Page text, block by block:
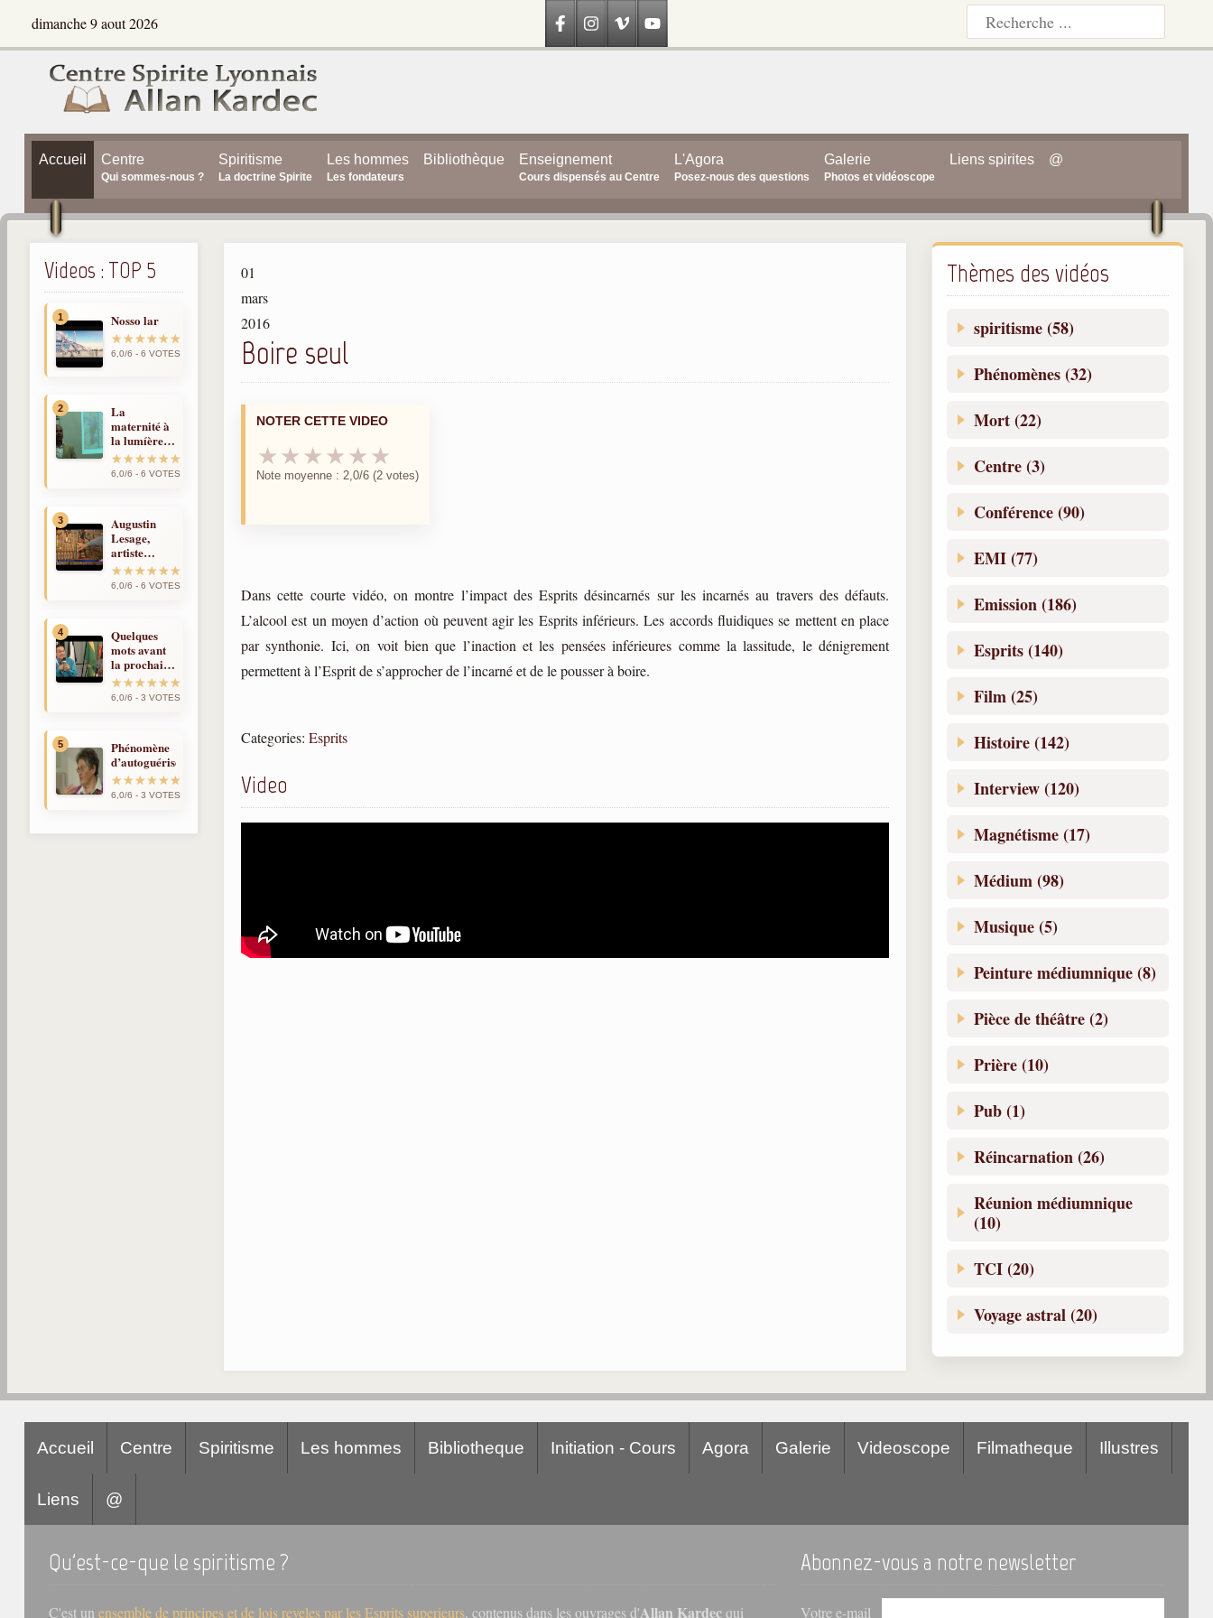
dimanche 9 aout 2026
Accueil Centre
Qui sommes-nous ?
Spiritisme
La doctrine Spirite
Les hommes
Les fondateurs
Bibliothèque Enseignement
Cours dispensés au Centre
L'Agora
Posez-nous des questions
Galerie
Photos et vidéoscope
Liens spirites @
Videos : TOP 5
1 Nosso lar
6,0/6 - 6 VOTES
2
La
maternité à
la lumíère
de la
réincarnation
6,0/6 - 6 VOTES
3
Augustin
Lesage,
artiste
médium et
spirite
6,0/6 - 6 VOTES
4
Quelques
mots avant
la prochaine
fois
6,0/6 - 3 VOTES
5
Phénomène
d’autoguérison
6,0/6 - 3 VOTES
01
mars
2016
Boire seul
NOTER CETTE VIDEO
★ ★ ★ ★ ★ ★
Note moyenne : 2,0/6 (2 votes)
Dans cette courte vidéo, on montre l’impact des Esprits désincarnés sur les incarnés au travers des défauts.
L’alcool est un moyen d’action où peuvent agir les Esprits inférieurs. Les accords fluidiques se mettent en place
par synthonie. Ici, on voit bien que l’inaction et les pensées inférieures comme la lassitude, le dénigrement
permettent à l’Esprit de s’approcher de l’incarné et de le pousser à boire.
Categories:Esprits
Video
Thèmes des vidéos
spiritisme (58)
Phénomènes (32)
Mort (22)
Centre (3)
Conférence (90)
EMI (77)
Emission (186)
Esprits (140)
Film (25)
Histoire (142)
Interview (120)
Magnétisme (17)
Médium (98)
Musique (5)
Peinture médiumnique (8)
Pièce de théâtre (2)
Prière (10)
Pub (1)
Réincarnation (26)
Réunion médiumnique
(10)
TCI (20)
Voyage astral (20)
Accueil Centre Spiritisme Les hommes Bibliotheque Initiation - Cours Agora Galerie Videoscope Filmatheque Illustres
Liens @
Qu'est-ce-que le spiritisme ?
C'est un ensemble de principes et de lois reveles par les Esprits superieurs, contenus dans les ouvrages d'Allan Kardecqui
Abonnez-vous a notre newsletter
Votre e-mail